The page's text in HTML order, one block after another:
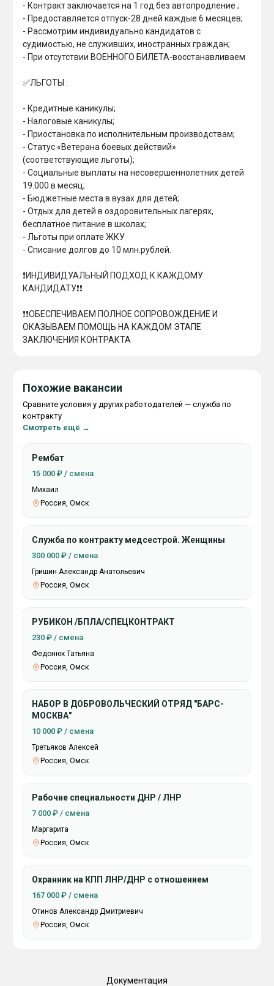
- Контракт заключается на 1 год без автопродление ;
- ⁠Предоставляется отпуск-28 дней каждые 6 месяцев;
- Рассмотрим индивидуально кандидатов с
судимостью, не служивших, иностранных граждан;
- При отсутствии ВОЕННОГО БИЛЕТА-восстанавливаем
✅ЛЬГОТЫ :
- Кредитные каникулы;
- ⁠Налоговые каникулы;
- ⁠Приостановка по исполнительным производствам;
- Статус «Ветерана боевых действий»
(соответствующие льготы);
- ⁠Социальные выплаты на несовершеннолетних детей
19.000 в месяц;
- Бюджетные места в вузах для детей;
- Отдых для детей в оздоровительных лагерях,
бесплатное питание в школах;
- Льготы при оплате ЖКУ
- ⁠Списание долгов до 10 млн.рублей.
❗️ИНДИВИДУАЛЬНЫЙ ПОДХОД К КАЖДОМУ
КАНДИДАТУ❗️❗️
❗️❗️ОБЕСПЕЧИВАЕМ ПОЛНОЕ СОПРОВОЖДЕНИЕ И
ОКАЗЫВАЕМ ПОМОЩЬ НА КАЖДОМ ЭТАПЕ
ЗАКЛЮЧЕНИЯ КОНТРАКТА
Похожие вакансии
Сравните условия у других работодателей — служба по
контракту
Смотреть ещё →
Рембат
15 000 ₽ / смена
Михаил
Россия, Омск
Служба по контракту медсестрой. Женщины
300 000 ₽ / смена
Гришин Александр Анатольевич
Россия, Омск
РУБИКОН /БПЛА/СПЕЦКОНТРАКТ
230 ₽ / смена
Федонюк Татьяна
Россия, Омск
НАБОР В ДОБРОВОЛЬЧЕСКИЙ ОТРЯД "БАРС-
МОСКВА"
10 000 ₽ / смена
Третьяков Алексей
Россия, Омск
Рабочие специальности ДНР / ЛНР
7 000 ₽ / смена
Маргарита
Россия, Омск
Охранник на КПП ЛНР/ДНР с отношением
167 000 ₽ / смена
Отинов Александр Дмитриевич
Россия, Омск
Документация